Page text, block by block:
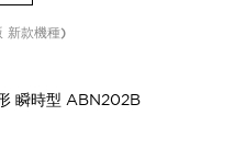
新款機種)
瞬時型 ABN202B